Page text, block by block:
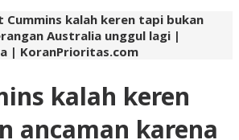
Cummins kalah keren tapi bukan
Australia unggul lagi |
| KoranPrioritas.com
kalah keren
ancaman karena